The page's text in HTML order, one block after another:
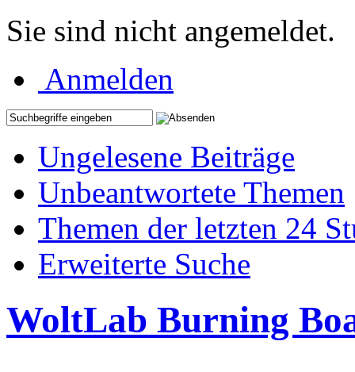
Sie sind nicht angemeldet.
Anmelden
Ungelesene Beiträge
Unbeantwortete Themen
Themen der letzten 24
Erweiterte Suche
WoltLab Burning